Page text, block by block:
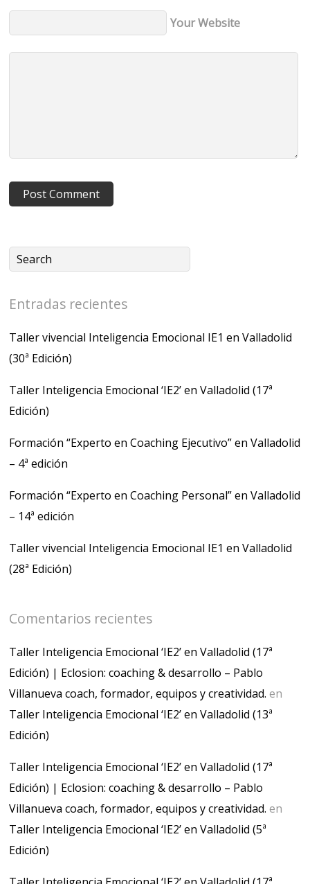
Your Website
Entradas recientes
Taller vivencial Inteligencia Emocional IE1 en Valladolid
(30ª Edición)
Taller Inteligencia Emocional ‘IE2’ en Valladolid (17ª
Edición)
Formación “Experto en Coaching Ejecutivo” en Valladolid
– 4ª edición
Formación “Experto en Coaching Personal” en Valladolid
– 14ª edición
Taller vivencial Inteligencia Emocional IE1 en Valladolid
(28ª Edición)
Comentarios recientes
Taller Inteligencia Emocional ‘IE2’ en Valladolid (17ª
Edición) | Eclosion: coaching & desarrollo – Pablo
Villanueva coach, formador, equipos y creatividad. en
Taller Inteligencia Emocional ‘IE2’ en Valladolid (13ª
Edición)
Taller Inteligencia Emocional ‘IE2’ en Valladolid (17ª
Edición) | Eclosion: coaching & desarrollo – Pablo
Villanueva coach, formador, equipos y creatividad. en
Taller Inteligencia Emocional ‘IE2’ en Valladolid (5ª
Edición)